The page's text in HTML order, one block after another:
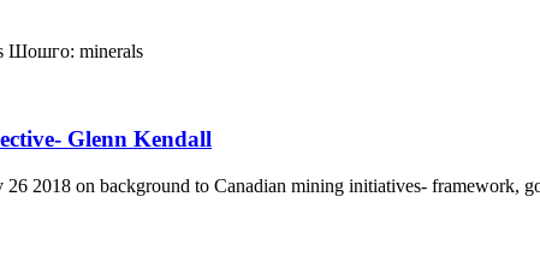
Шошго: minerals
Glenn Kendall
2018 on background to Canadian mining initiatives- framework,